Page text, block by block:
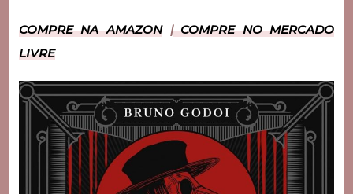
COMPRE NA AMAZON |COMPRE NO MERCADO
LIVRE